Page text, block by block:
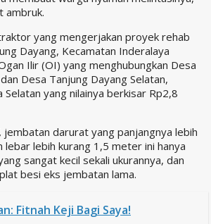
ambruk.
yang mengerjakan proyek rehab
Dayang, Kecamatan Inderalaya
Ilir (OI) yang menghubungkan Desa
Desa Tanjung Dayang Selatan,
Selatan yang nilainya berkisar Rp2,8
jembatan darurat yang panjangnya lebih
lebih kurang 1,5 meter ini hanya
sangat kecil sekali ukurannya, dan
besi eks jembatan lama.
Fitnah Keji Bagi Saya!